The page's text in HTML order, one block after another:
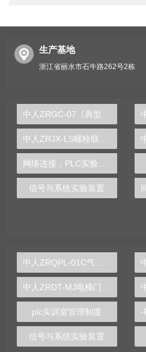
生产基地
浙江省丽水市石牛路262号2栋
信号与系统实验装置
plc实训室管理制度
信号与系统实验装置